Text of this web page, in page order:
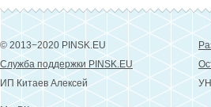
© 2013−2020 PINSK.EU
Служба поддержки PINSK.EU
ИП Китаев Алексей